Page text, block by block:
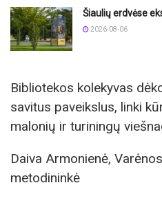
Šiaulių erdvėse
2026-08-06
Bibliotekos kolekyvas
savitus paveikslus, linki
malonių ir turiningų
Daiva Armonienė,
metodininkė